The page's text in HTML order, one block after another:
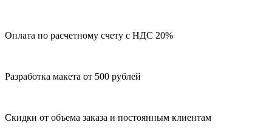
Оплата по расчетному счету с НДС 20%
Разработка макета от 500 рублей
Скидки от объема заказа и постоянным клиентам